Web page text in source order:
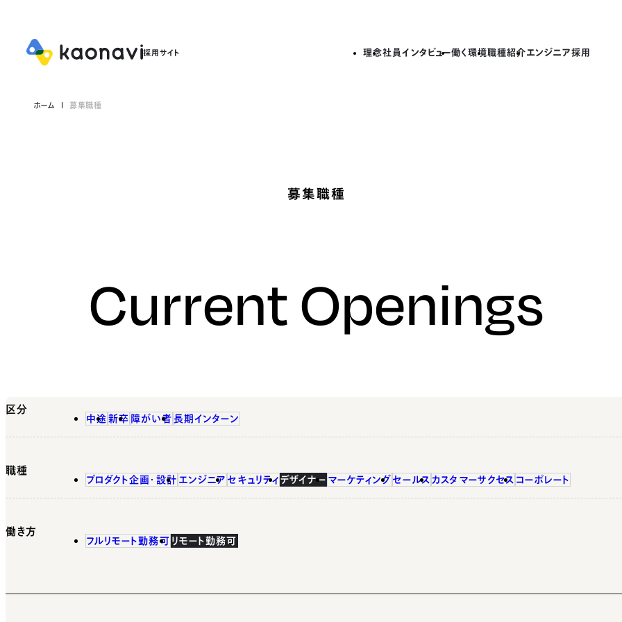
理念社員インタビュー働く環境職種紹介エンジニア採用
ホーム 募集職種
募集職種
Current Openings
区分
中途 新卒 障がい者 長期インターン
職種
プロダクト企画・設計 エンジニア セキュリティ デザイナー マーケティング セールス カスタマーサクセス コーポレート
働き方
フルリモート勤務可 リモート勤務可